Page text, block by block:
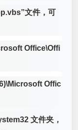
文件，可
Office\Offi
Offic
文件夹，